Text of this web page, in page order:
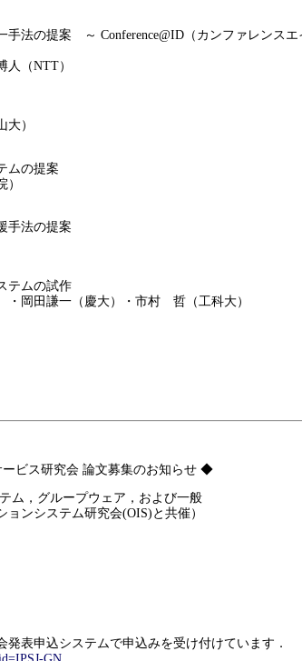
法の提案 ～ Conference@ID（カンファレンスエ
（NTT）
）
ムの提案
法の提案
テムの試作
岡田謙一（慶大）・市村 哲（工科大）
ビス研究会 論文募集のお知らせ ◆
ム，グループウェア，および一般
ョンシステム研究会(OIS)と共催）
表申込システムで申込みを受け付けています．